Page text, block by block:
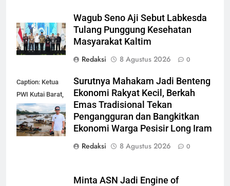
Wagub Seno Aji Sebut Labkesda
Tulang Punggung Kesehatan
Masyarakat Kaltim
Redaksi
8 Agustus 2026 0
Caption: Ketua
PWI Kutai Barat,
Alfian Nur (dok-
smk)
Surutnya Mahakam Jadi Benteng
Ekonomi Rakyat Kecil, Berkah
Emas Tradisional Tekan
Pengangguran dan Bangkitkan
Ekonomi Warga Pesisir Long Iram
Redaksi
8 Agustus 2026 0
Minta ASN Jadi Engine of